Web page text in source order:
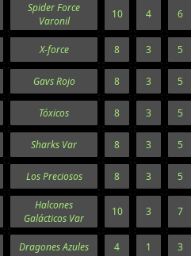
Spider Force
Varonil
10 4 6
X-force 8 3 5
Gavs Rojo 8 3 5
Tóxicos 8 3 5
Sharks Var 8 3 5
Los Preciosos 8 3 5
Halcones
Galácticos Var
10 3 7
Dragones Azules 4 1 3